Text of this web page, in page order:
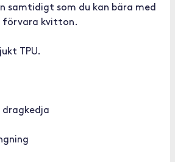
samtidigt som du kan bära med
förvara kvitton.
TPU.